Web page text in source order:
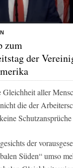
zum
der
aller
die der
der
Süden“ umso